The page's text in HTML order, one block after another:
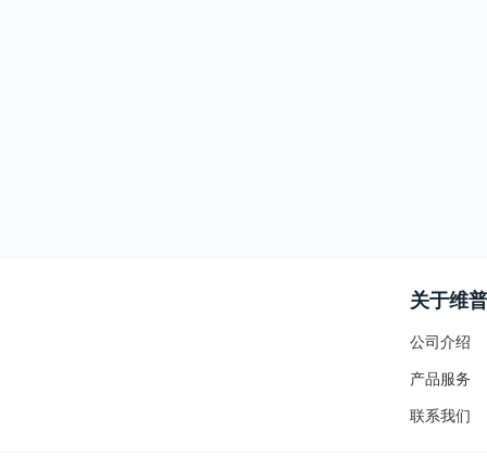
关于维普
公司介绍
产品服务
联系我们